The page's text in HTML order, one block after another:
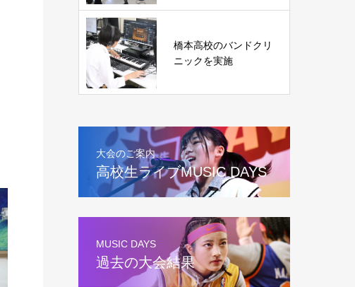
橋本高校のバンドクリ
ニックを実施
大会のご案内
高校生ライブMUSIC DAYS
MUSIC DAYS
過去の大会結果